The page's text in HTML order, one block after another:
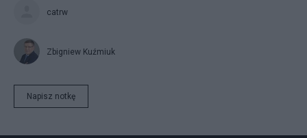
catrw
Zbigniew Kuźmiuk
Napisz notkę